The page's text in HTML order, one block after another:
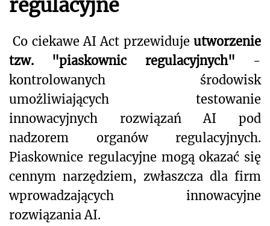
regulacyjne
Co ciekawe AI Act przewiduje utworzenie
tzw. "piaskownic regulacyjnych" -
kontrolowanych środowisk
umożliwiających testowanie
innowacyjnych rozwiązań AI pod
nadzorem organów regulacyjnych.
Piaskownice regulacyjne mogą okazać się
cennym narzędziem, zwłaszcza dla firm
wprowadzających innowacyjne
rozwiązania AI.